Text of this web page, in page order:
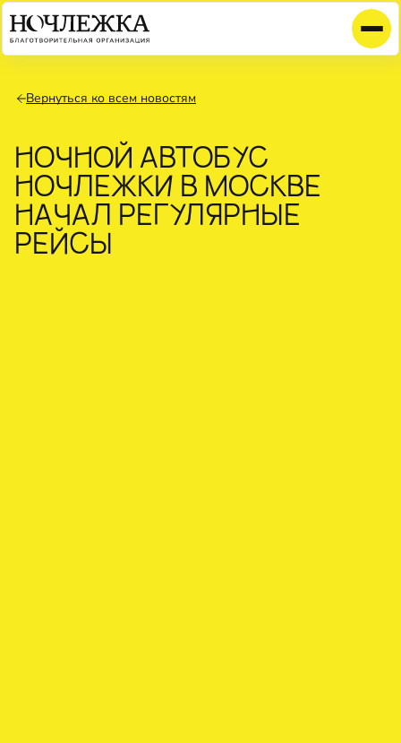
Вернуться ко всем новостям
НОЧНОЙ АВТОБУС
НОЧЛЕЖКИ В МОСКВЕ
НАЧАЛ РЕГУЛЯРНЫЕ
РЕЙСЫ